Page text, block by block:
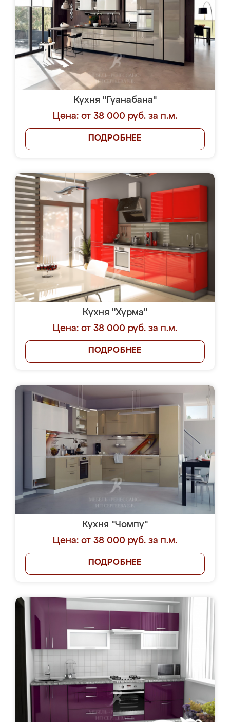
Кухня "Гуанабана"
Цена: от 38 000 руб. за п.м.
ПОДРОБНЕЕ
Кухня "Хурма"
Цена: от 38 000 руб. за п.м.
ПОДРОБНЕЕ
Кухня "Чомпу"
Цена: от 38 000 руб. за п.м.
ПОДРОБНЕЕ